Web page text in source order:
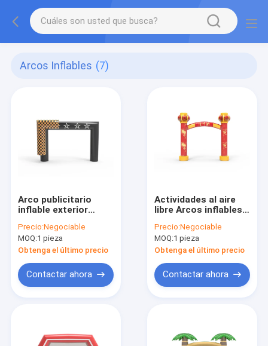
Arcos Inflables (7)
Arco publicitario
inflable exterior
logotipo
Precio:Negociable
MOQ:1 pieza
Obtenga el último precio
Contactar ahora
Actividades al aire
libre Arcos inflables
Para el Año Nuevo
Chino
Precio:Negociable
MOQ:1 pieza
Obtenga el último precio
Contactar ahora